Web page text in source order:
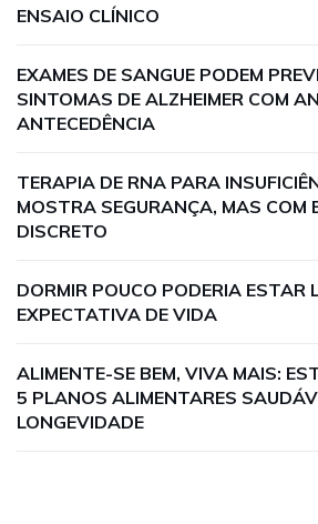
ENSAIO CLÍNICO
EXAMES DE SANGUE PODEM
SINTOMAS DE ALZHEIMER COM
ANTECEDÊNCIA
TERAPIA DE RNA PARA
MOSTRA SEGURANÇA, MAS COM
DISCRETO
DORMIR POUCO PODERIA ESTAR
EXPECTATIVA DE VIDA
ALIMENTE-SE BEM, VIVA MAIS:
5 PLANOS ALIMENTARES
LONGEVIDADE